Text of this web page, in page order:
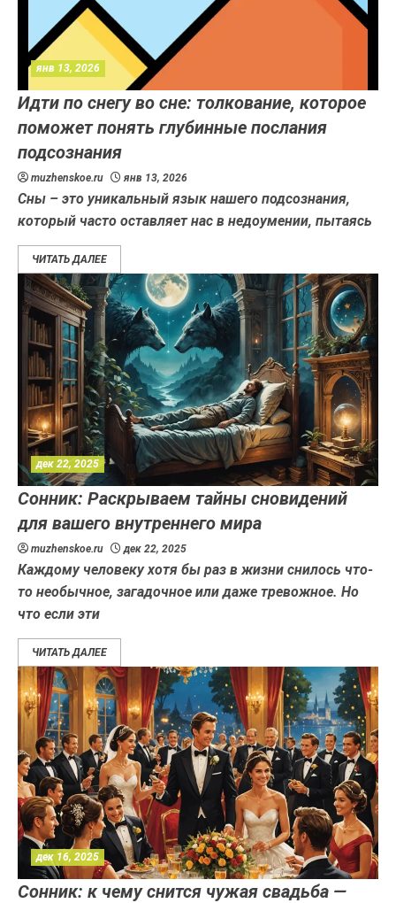
янв 13, 2026
Идти по снегу во сне: толкование, которое
поможет понять глубинные послания
подсознания
muzhenskoe.ru янв 13, 2026
Сны – это уникальный язык нашего подсознания,
который часто оставляет нас в недоумении, пытаясь
ЧИТАТЬ ДАЛЕЕ
дек 22, 2025
Сонник: Раскрываем тайны сновидений
для вашего внутреннего мира
muzhenskoe.ru дек 22, 2025
Каждому человеку хотя бы раз в жизни снилось что-
то необычное, загадочное или даже тревожное. Но
что если эти
ЧИТАТЬ ДАЛЕЕ
дек 16, 2025
Сонник: к чему снится чужая свадьба —